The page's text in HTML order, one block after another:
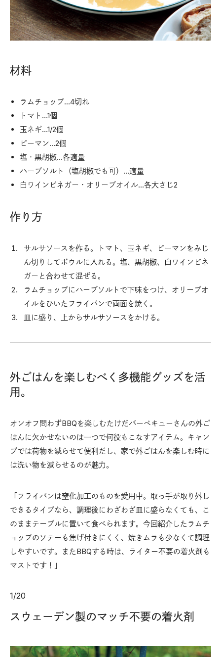
材料
ラムチョップ…4切れ
トマト…1個
玉ネギ…1/2個
ピーマン…2個
塩・黒胡椒…各適量
ハーブソルト（塩胡椒でも可）…適量
白ワインビネガー・オリーブオイル…各大さじ2
作り方
サルサソースを作る。トマト、玉ネギ、ピーマンをみじ
ん切りしてボウルに入れる。塩、黒胡椒、白ワインビネ
ガーと合わせて混ぜる。
ラムチョップにハーブソルトで下味をつけ、オリーブオ
イルをひいたフライパンで両面を焼く。
皿に盛り、上からサルサソースをかける。
外ごはんを楽しむべく多機能グッズを活
用。
オンオフ問わずBBQを楽しむたけだバーベキューさんの外ご
はんに欠かせないのは一つで何役もこなすアイテム。キャン
プでは荷物を減らせて便利だし、家で外ごはんを楽しむ時に
は洗い物を減らせるのが魅力。
「フライパンは窒化加工のものを愛用中。取っ手が取り外し
できるタイプなら、調理後にわざわざ皿に盛らなくても、こ
のままテーブルに置いて食べられます。今回紹介したラムチ
ョップのソテーも焦げ付きにくく、焼きムラも少なくて調理
しやすいです。またBBQする時は、ライター不要の着火剤も
マストです！」
1/20
スウェーデン製のマッチ不要の着火剤